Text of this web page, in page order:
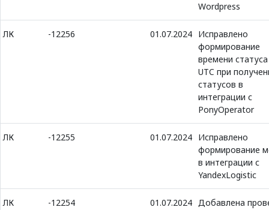
Wordpress
ЛК -12256 01.07.2024 Исправлено
формирование
времени
UTC при
статусов в
интеграции с
PonyOperator
ЛК -12255 01.07.2024 Исправлено
формирование
в интеграции с
YandexLogistic
ЛК -12254 01.07.2024 Добавлена